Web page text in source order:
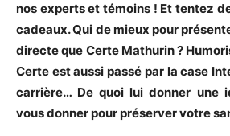
nos experts et témoins ! Et tentez
cadeaux. Qui de mieux pour
directe que Certe Mathurin ?
Certe est aussi passé par la case
carrière… De quoi lui donner une
vous donner pour préserver votre